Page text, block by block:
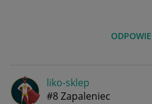
liko-sklep
#8 Zapaleniec